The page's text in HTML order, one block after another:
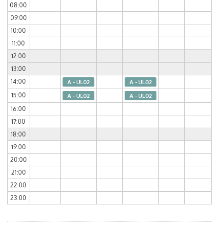
08:00
09:00
10:00
11:00
12:00
13:00
14:00
A - UL02 A - UL02
15:00 A - UL02 A - UL02
16:00
17:00
18:00
19:00
20:00
21:00
22:00
23:00